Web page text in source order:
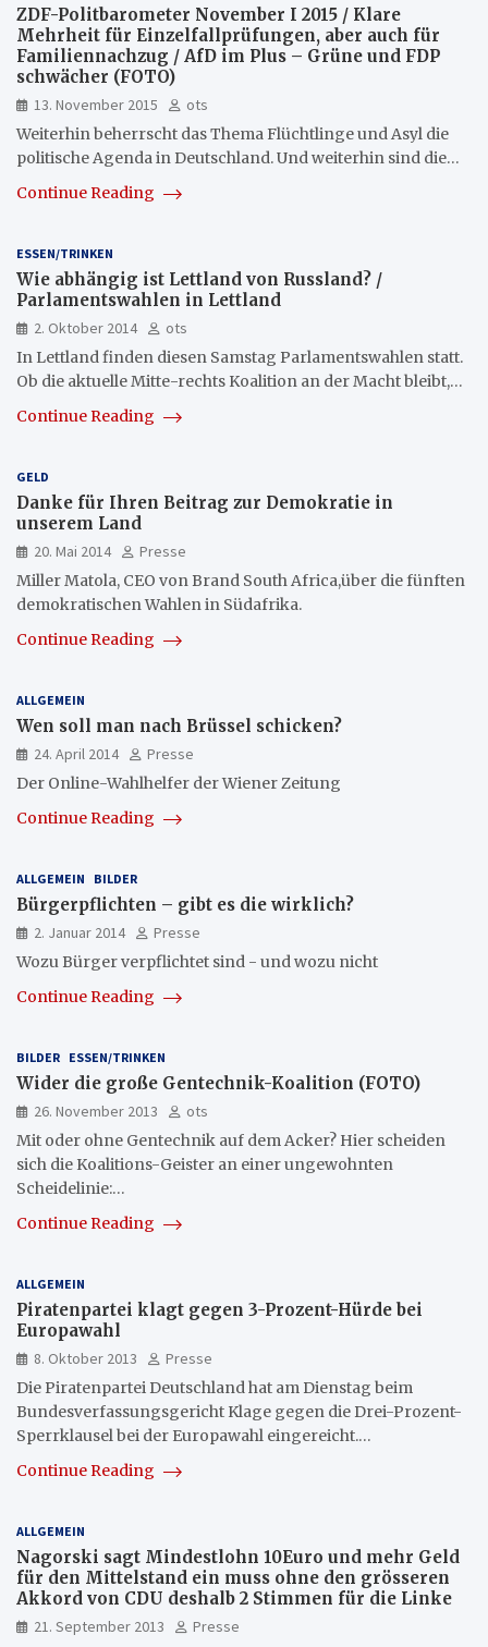
ZDF-Politbarometer November I 2015 / Klare
Mehrheit für Einzelfallprüfungen, aber auch für
Familiennachzug / AfD im Plus – Grüne und FDP
schwächer (FOTO)
13. November 2015
ots
Weiterhin beherrscht das Thema Flüchtlinge und Asyl die
politische Agenda in Deutschland. Und weiterhin sind die…
Continue Reading
ESSEN/TRINKEN
Wie abhängig ist Lettland von Russland? /
Parlamentswahlen in Lettland
2. Oktober 2014
ots
In Lettland finden diesen Samstag Parlamentswahlen statt.
Ob die aktuelle Mitte-rechts Koalition an der Macht bleibt,…
Continue Reading
GELD
Danke für Ihren Beitrag zur Demokratie in
unserem Land
20. Mai 2014
Presse
Miller Matola, CEO von Brand South Africa,über die fünften
demokratischen Wahlen in Südafrika.
Continue Reading
ALLGEMEIN
Wen soll man nach Brüssel schicken?
24. April 2014
Presse
Der Online-Wahlhelfer der Wiener Zeitung
Continue Reading
ALLGEMEIN BILDER
Bürgerpflichten – gibt es die wirklich?
2. Januar 2014
Presse
Wozu Bürger verpflichtet sind - und wozu nicht
Continue Reading
BILDER ESSEN/TRINKEN
Wider die große Gentechnik-Koalition (FOTO)
26. November 2013
ots
Mit oder ohne Gentechnik auf dem Acker? Hier scheiden
sich die Koalitions-Geister an einer ungewohnten
Scheidelinie:…
Continue Reading
ALLGEMEIN
Piratenpartei klagt gegen 3-Prozent-Hürde bei
Europawahl
8. Oktober 2013
Presse
Die Piratenpartei Deutschland hat am Dienstag beim
Bundesverfassungsgericht Klage gegen die Drei-Prozent-
Sperrklausel bei der Europawahl eingereicht.…
Continue Reading
ALLGEMEIN
Nagorski sagt Mindestlohn 10Euro und mehr Geld
für den Mittelstand ein muss ohne den grösseren
Akkord von CDU deshalb 2 Stimmen für die Linke
21. September 2013
Presse